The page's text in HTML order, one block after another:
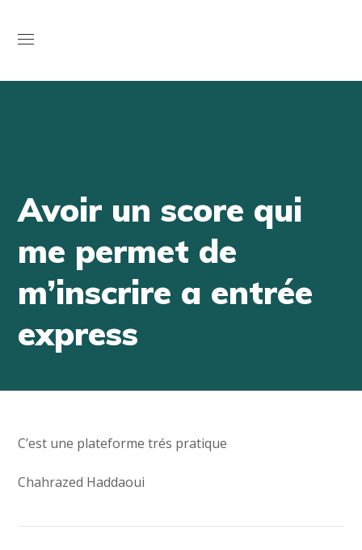
Avoir un score qui
me permet de
m’inscrire a entrée
express
C’est une plateforme trés pratique
Chahrazed Haddaoui